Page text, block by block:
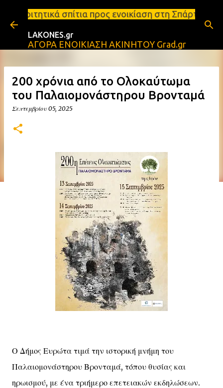
Μετάβαση στο κύριο περιεχόμενο
προς ενοικίαση στη Σπάρτη Ενοικιάσεις
LAKONES.gr
ΑΓΟΡΑ ΕΝΟΙΚΙΑΣΗ ΑΚΙΝΗΤΟΥ Grad.gr
200 χρόνια από το Ολοκαύτωμα
του Παλαιομονάστηρου Βρονταμά
Σεπτεμβρίου 05, 2025
Ο Δήμος Ευρώτα τιμά την ιστορική μνήμη του
Παλαιομονάστηρου Βρονταμά, τόπου θυσίας και
ηρωισμού, με ένα τριήμερο επετειακών εκδηλώσεων.